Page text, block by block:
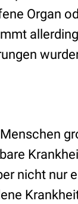
Organ
nicht nur